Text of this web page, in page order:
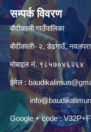
सम्पर्क विवरण
बौदीकाली गाउँपालिका
बौदीकाली- २, डेढगाउँ,
मोबाइल नं. ९८५७०४६२६४
ईमेल :
Google + code :